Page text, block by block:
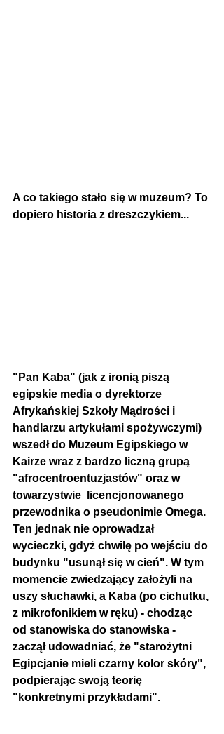
A co takiego stało się w muzeum? To
dopiero historia z dreszczykiem...
"Pan Kaba" (jak z ironią piszą
egipskie media o dyrektorze
Afrykańskiej Szkoły Mądrości i
handlarzu artykułami spożywczymi)
wszedł do Muzeum Egipskiego w
Kairze wraz z bardzo liczną grupą
"afrocentroentuzjastów" oraz w
towarzystwie  licencjonowanego
przewodnika o pseudonimie Omega.
Ten jednak nie oprowadzał
wycieczki, gdyż chwilę po wejściu do
budynku "usunął się w cień". W tym
momencie zwiedzający założyli na
uszy słuchawki, a Kaba (po cichutku,
z mikrofonikiem w ręku) - chodząc
od stanowiska do stanowiska -
zaczął udowadniać, że "starożytni
Egipcjanie mieli czarny kolor skóry",
podpierając swoją teorię
"konkretnymi przykładami".